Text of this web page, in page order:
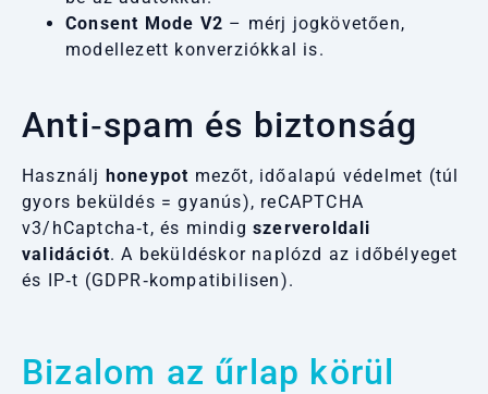
Consent Mode V2 – mérj jogkövetően,
modellezett konverziókkal is.
Anti‑spam és biztonság
Használj honeypot mezőt, időalapú védelmet (túl
gyors beküldés = gyanús), reCAPTCHA
v3/hCaptcha‑t, és mindig szerveroldali
validációt. A beküldéskor naplózd az időbélyeget
és IP‑t (GDPR‑kompatibilisen).
Bizalom az űrlap körül